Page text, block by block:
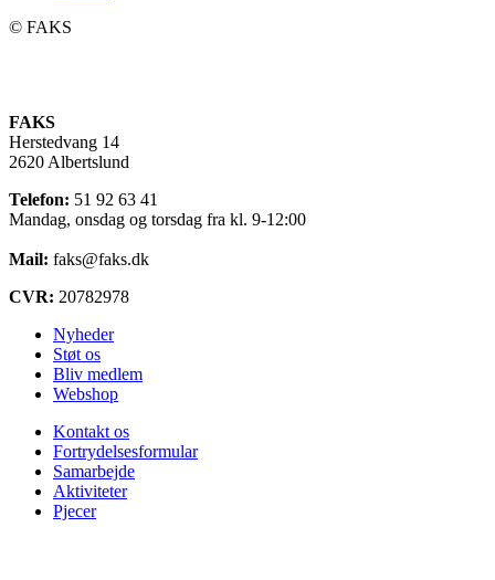
©️ FAKS
FAKS
Herstedvang 14
2620 Albertslund
Telefon: 51 92 63 41
Mandag, onsdag og torsdag fra kl. 9-12:00
Mail: faks@faks.dk
CVR: 20782978
Nyheder
Støt os
Bliv medlem
Webshop
Kontakt os
Fortrydelsesformular
Samarbejde
Aktiviteter
Pjecer